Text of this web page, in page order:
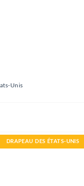
Unis
DRAPEAU DES ÉTATS-UNIS